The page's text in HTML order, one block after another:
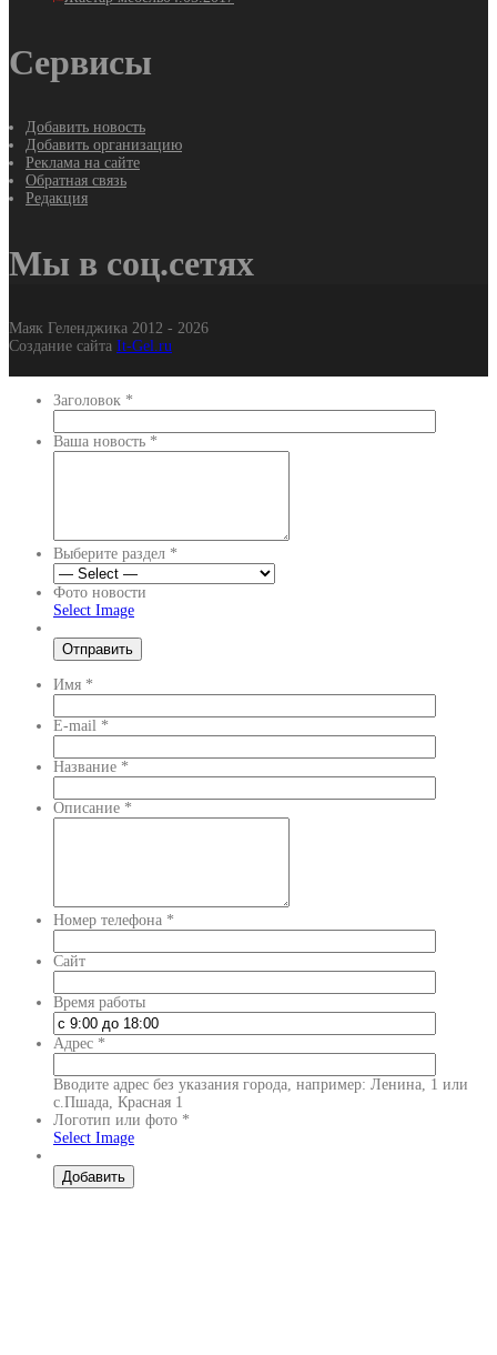
Сервисы
Добавить новость
Добавить организацию
Реклама на сайте
Обратная связь
Редакция
Мы в соц.сетях
Маяк Геленджика 2012 - 2026
Создание сайта It-Gel.ru
Заголовок *
Ваша новость *
Выберите раздел *
Фото новости
Select Image
Имя *
E-mail *
Название *
Описание *
Номер телефона *
Сайт
Время работы
Адрес *
Вводите адрес без указания города, например: Ленина, 1 или
с.Пшада, Красная 1
Логотип или фото *
Select Image